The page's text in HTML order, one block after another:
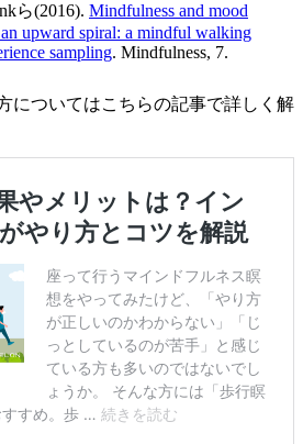
ら(2016). Mindfulness and mood
upward spiral: a mindful walking
sampling. Mindfulness, 7.
についてはこちらの記事で詳しく解